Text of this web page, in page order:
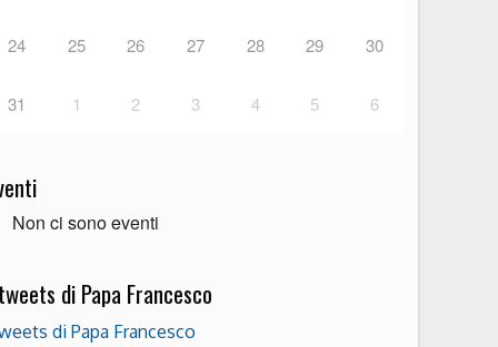
24 25 26 27 28 29 30
31 1 2 3 4 5 6
Non ci sono eventi
di Papa Francesco
di Papa Francesco